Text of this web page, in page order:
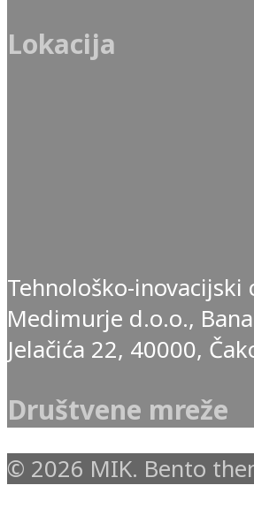
Lokacija
Tehnološko-inovacijski
Medimurje d.o.o.,
Jelačića 22, 40000,
Društvene mreže
© 2026 MIK. Bento